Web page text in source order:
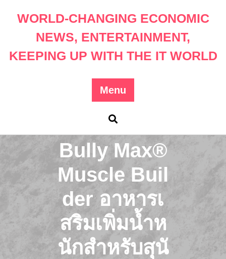
WORLD-CHANGING ECONOMIC
NEWS, ENTERTAINMENT,
KEEPING UP WITH THE IT WORLD
Menu
Bully Max®
Muscle Buil
der อาหารเ
สริมเพิ่มน้ำห
นักสำหรับสุนั